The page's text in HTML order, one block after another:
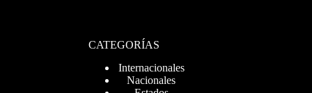
CATEGORÍAS
Internacionales
Nacionales